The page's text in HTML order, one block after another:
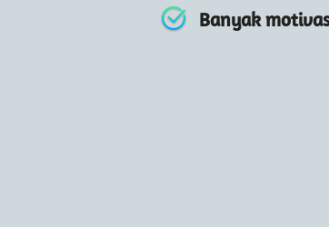
Banyak